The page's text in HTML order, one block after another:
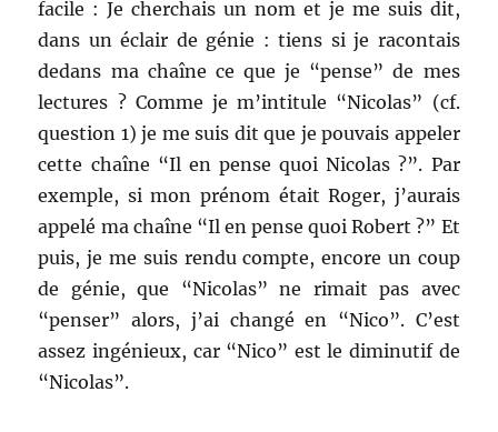
facile : Je cherchais un nom et je me suis dit,
dans un éclair de génie : tiens si je racontais
dedans ma chaîne ce que je “pense” de mes
lectures ? Comme je m’intitule “Nicolas” (cf.
question 1) je me suis dit que je pouvais appeler
cette chaîne “Il en pense quoi Nicolas ?”. Par
exemple, si mon prénom était Roger, j’aurais
appelé ma chaîne “Il en pense quoi Robert ?” Et
puis, je me suis rendu compte, encore un coup
de génie, que “Nicolas” ne rimait pas avec
“penser” alors, j’ai changé en “Nico”. C’est
assez ingénieux, car “Nico” est le diminutif de
“Nicolas”.